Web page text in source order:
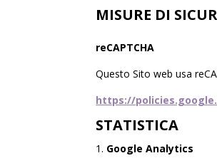
MISURE DI
reCAPTCHA
Questo Sito web usa
https://
STATISTICA
Google Analytics